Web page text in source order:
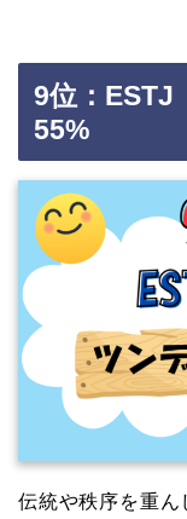
9位：
55%
伝統や秩序を重ん